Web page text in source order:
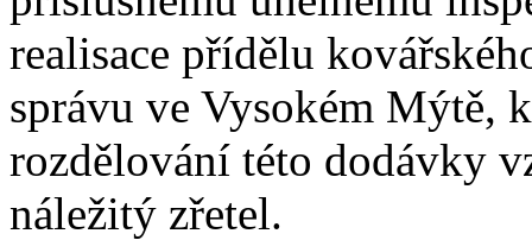
realisace přídělu
správu ve Vysokém Mýtě,
rozdělování této dodávky
náležitý zřetel.